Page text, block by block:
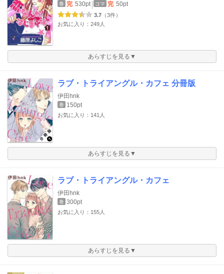
巻 完 530pt コマ 完 50pt
3.7 （3件）
お気に入り：249人
あらすじを見る▼
ラブ・トライアングル・カフェ 分冊版
伊田hnk
巻 150pt
お気に入り：141人
あらすじを見る▼
ラブ・トライアングル・カフェ
伊田hnk
巻 300pt
お気に入り：155人
あらすじを見る▼